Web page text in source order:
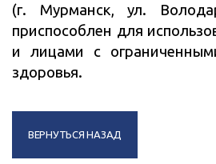
(г. Мурманск, ул.
приспособлен для
и лицами с
здоровья.
ВЕРНУТЬСЯ НАЗАД